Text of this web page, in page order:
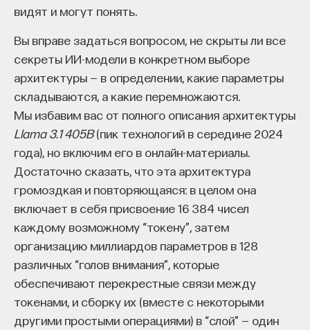
видят и могут понять.
Вы вправе задаться вопросом, не скрыты ли все
секреты ИИ-модели в конкретном выборе
архитектуры — в определении, какие параметры
складываются, а какие перемножаются.
Мы избавим вас от полного описания архитектуры
Llama 3.1 405B(пик технологий в середине 2024
года), но включим его в онлайн-материалы.
Достаточно сказать, что эта архитектура
громоздкая и повторяющаяся: в целом она
включает в себя присвоение 16 384 чисел
каждому возможному “токену”, затем
организацию миллиардов параметров в 128
различных “голов внимания”, которые
обеспечивают перекрестные связи между
токенами, и сборку их (вместе с некоторыми
другими простыми операциями) в “слой” — один